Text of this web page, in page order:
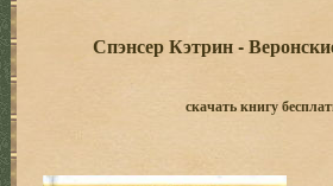
Спэнсер Кэтрин -
скачать книгу